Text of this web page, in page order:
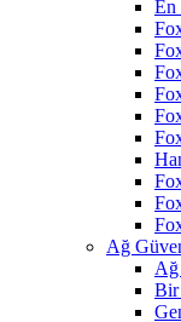
En
Ağ
Bir